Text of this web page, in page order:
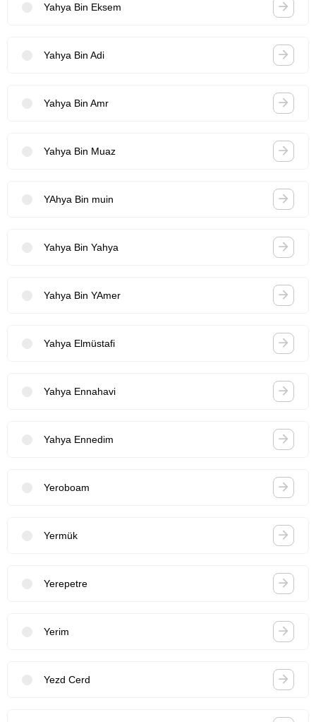
Yahya Bin Eksem
Yahya Bin Adi
Yahya Bin Amr
Yahya Bin Muaz
YAhya Bin muin
Yahya Bin Yahya
Yahya Bin YAmer
Yahya Elmüstafi
Yahya Ennahavi
Yahya Ennedim
Yeroboam
Yermük
Yerepetre
Yerim
Yezd Cerd